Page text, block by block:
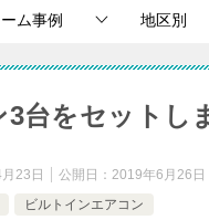
ム事例 地区別
台をセットし
23日 公開日： 2019年6月26日
ビルトインエアコン